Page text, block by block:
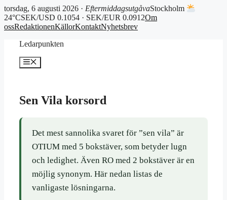
torsdag, 6 augusti 2026 · EftermiddagsutgåvaStockholm
24°CSEK/USD 0.1054 · SEK/EUR 0.0912Om
ossRedaktionenKällorKontaktNyhetsbrev
Ledarpunkten
Meny
Sen Vila korsord
Det mest sannolika svaret för ”sen vila” är
OTIUM med 5 bokstäver, som betyder lugn
och ledighet. Även RO med 2 bokstäver är en
möjlig synonym. Här nedan listas de
vanligaste lösningarna.